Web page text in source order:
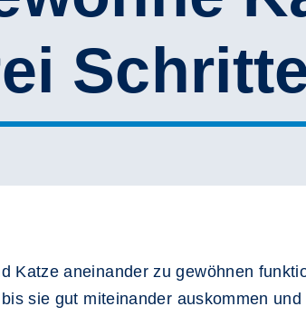
Katze aneinander zu gewöhnen
sie gut miteinander auskommen